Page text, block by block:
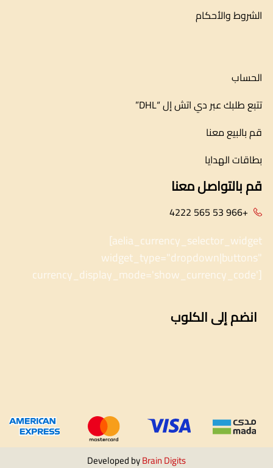
الشروط والأحكام
الحساب
تتبع طلبك عبر دي اتش إل “DHL”
قم بالبيع معنا
بطاقات الهدايا
قم بالتواصل معنا
+966 53 565 4222
[aelia_currency_selector_widget
widget_type="dropdown|buttons"
currency_display_mode='show_currency_code']
انضم إلى الكلوب
Developed byBrain Digits